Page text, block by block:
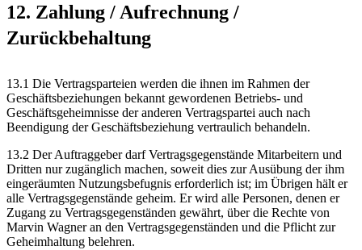
12. Zahlung / Aufrechnung /
Zurückbehaltung
13.1 Die Vertragsparteien werden die ihnen im Rahmen der
Geschäftsbeziehungen bekannt gewordenen Betriebs- und
Geschäftsgeheimnisse der anderen Vertragspartei auch nach
Beendigung der Geschäftsbeziehung vertraulich behandeln.
13.2 Der Auftraggeber darf Vertragsgegenstände Mitarbeitern und
Dritten nur zugänglich machen, soweit dies zur Ausübung der ihm
eingeräumten Nutzungsbefugnis erforderlich ist; im Übrigen hält er
alle Vertragsgegenstände geheim. Er wird alle Personen, denen er
Zugang zu Vertragsgegenständen gewährt, über die Rechte von
Marvin Wagner an den Vertragsgegenständen und die Pflicht zur
Geheimhaltung belehren.